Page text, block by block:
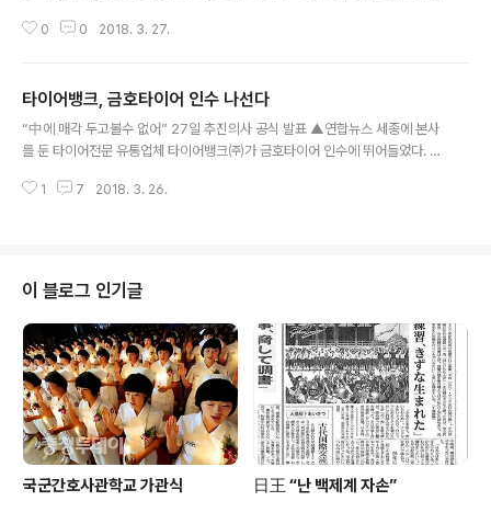
다. 27일 대전 대덕구 계족산 정상 임도에서 목줄이 없는 애완견이 견주와 함께
않는 것으로 나타났다. 27일 오전 11시 대전 서구 보라매공원에 가보니 시츄나
말티즈와 같은 소형견의 경우 목줄이 매어지지 않은 상태로 주인과 함께 산책하
는 모습을 쉽게 찾아볼 수 있었다. 개정된 동물보호법에 따르면 모든 반려견은
0 0 2018. 3. 27.
타이어뱅크, 금호타이어 인수 나선다
“中에 매각 두고볼수 없어” 27일 추진의사 공식 발표 ▲연합뉴스 세종에 본사
를 둔 타이어전문 유통업체 타이어뱅크㈜가 금호타이어 인수에 뛰어들었다. 타
이어 인수 추진 의사를 공식 발표한다. 이에 따라 그동안 중국 타이어업체 더블
전방안 수립 등을 위한 미래위원회 공동 구성 △자구계획의 조속한 합의 등의
내용을 담은 노사정채(노조, 회사, 노사정위원회, 산업은행) 공동선언문을 늦어
도 27일까지 발표하겠다고 입장을..
1 7 2018. 3. 26.
이 블로그 인기글
국군간호사관학교 가관식 日王 “난 백제계 자손”